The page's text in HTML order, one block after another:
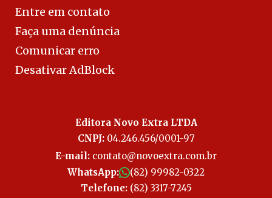
Entre em contato
Faça uma denúncia
Comunicar erro
Desativar AdBlock
Editora Novo Extra LTDA
CNPJ:04.246.456/0001-97
E-mail: contato@novoextra.com.br
WhatsApp:
(82) 99982-0322
Telefone:(82) 3317-7245